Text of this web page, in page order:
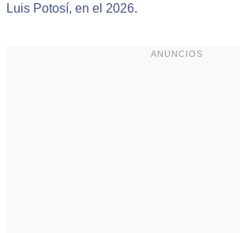
Luis Potosí, en el 2026.
ANUNCIOS